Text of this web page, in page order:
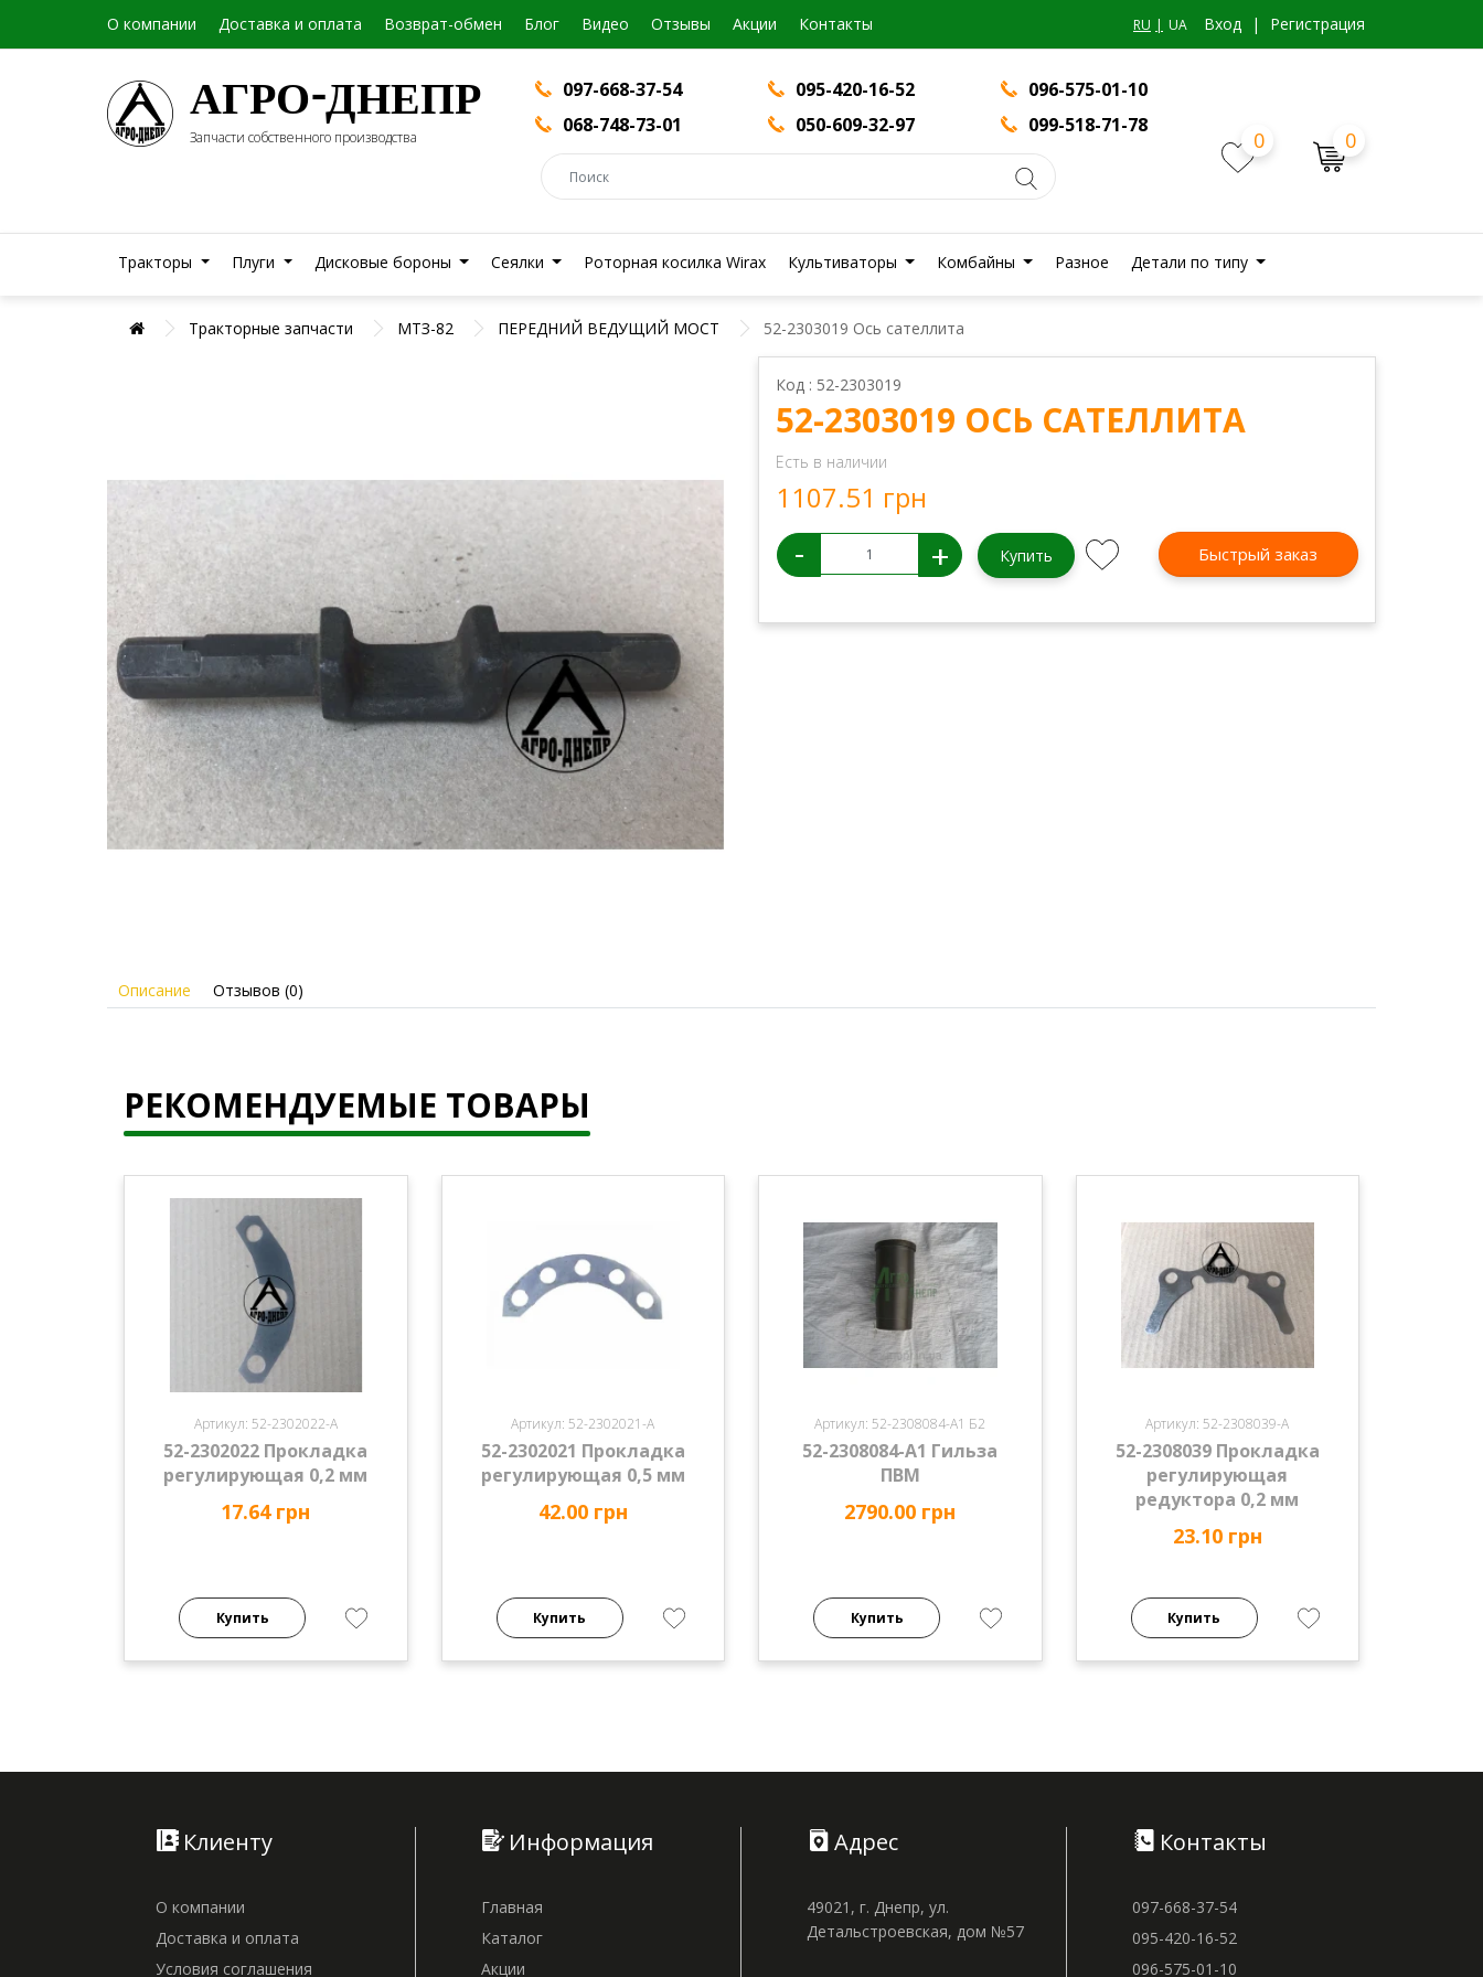
О компании Доставка и оплата Возврат-обмен Блог Видео Отзывы Акции Контакты RU UA Вход | Регистрация
АГРО-ДНЕПР
Запчасти собственного производства
097-668-37-54 095-420-16-52
096-575-01-10
068-748-73-01
050-609-32-97 099-518-71-78
0 0
Тракторы Плуги Дисковые бороны Сеялки Роторная косилка Wirax Культиваторы Комбайны Разное Детали по типу
Тракторные запчасти МТЗ-82 ПЕРЕДНИЙ ВЕДУЩИЙ МОСТ 52-2303019 Ось сателлита
Код : 52-2303019
52-2303019 ОСЬ САТЕЛЛИТА
Есть в наличии
1107.51 грн
- + Купить Быстрый заказ
Описание Отзывов (0)
РЕКОМЕНДУЕМЫЕ ТОВАРЫ
Артикул: 52-2302022-А
52-2302022 Прокладка
регулирующая 0,2 мм
17.64 грн
Купить
Артикул: 52-2302021-А
52-2302021 Прокладка
регулирующая 0,5 мм
42.00 грн
Купить
Артикул: 52-2308084-А1 Б2
52-2308084-А1 Гильза
ПВМ
2790.00 грн
Купить
Артикул: 52-2308039-А
52-2308039 Прокладка
регулирующая
редуктора 0,2 мм
23.10 грн
Купить
Клиенту
О компании
Доставка и оплата
Условия соглашения
Информация
Главная
Каталог
Акции
Адрес
49021, г. Днепр, ул.
Детальстроевская, дом №57
Контакты
097-668-37-54
095-420-16-52
096-575-01-10